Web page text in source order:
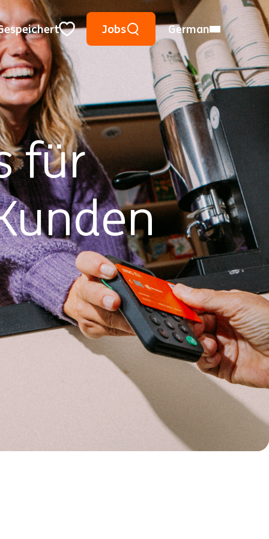
Jobs
Suche mithilfe von Suchwörtern
Ort, Region oder PLZ
Meinen Ort verwenden
Close
German
für